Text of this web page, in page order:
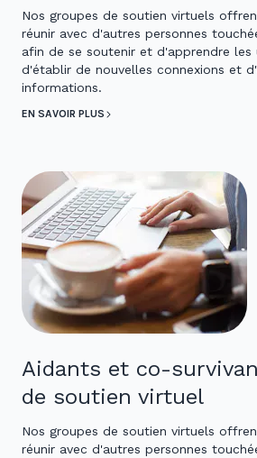
Nos groupes de soutien virtuels
réunir avec d'autres personnes
afin de se soutenir et d'apprendre les
d'établir de nouvelles connexions et
informations.
EN SAVOIR PLUS
Aidants et co-
de soutien virtuel
Nos groupes de soutien virtuels
réunir avec d'autres personnes